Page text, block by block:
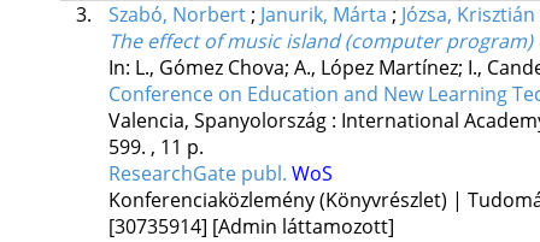
3.
Szabó, Norbert; Janurik, Márta ; Józsa, Krisztián
The effect of music island (computer
In: L., Gómez Chova; A., López Martínez; I.,
Conference on Education and New Learning
Valencia, Spanyolország : International
599. , 11 p.
ResearchGate publ. WoS
Konferenciaközlemény (Könyvrészlet) |
[30735914] [Admin láttamozott]